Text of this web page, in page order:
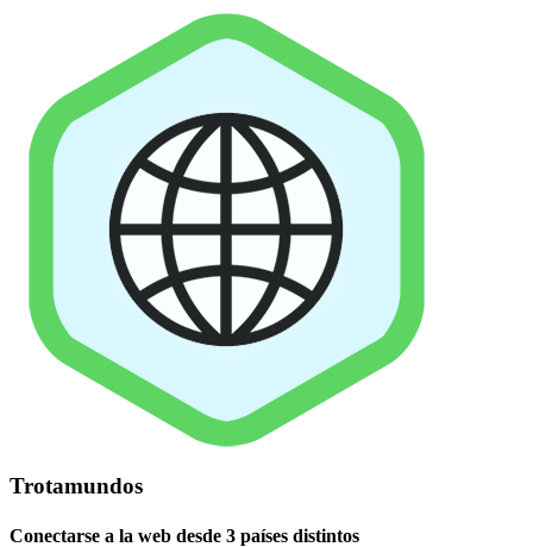
Trotamundos
Conectarse a la web desde 3 países distintos